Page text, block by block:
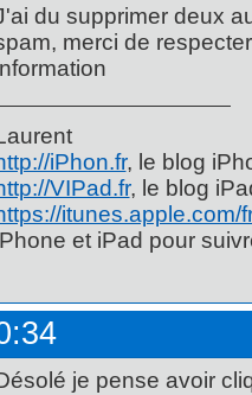
du supprimer deux
merci de
iPhon.fr, le blog
VIPad.fr, le blog
et iPad pour
je pense avoir